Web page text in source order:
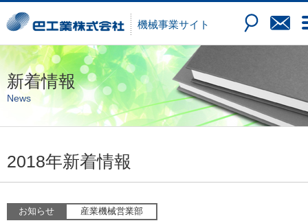
機械事業サイト
新着情報
News
2018年新着情報